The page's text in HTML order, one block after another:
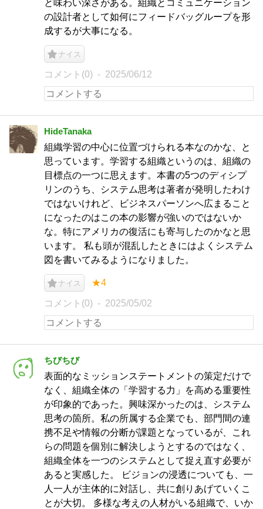
と味わい深さがある。組織とコミュニケーション
の設計者として如何にフィードバッグループを形
成するが大事になる。
ナイス
コメント(0) 2025/06/12
HideTanaka
組織学習の中心に位置づけられる本なのかな、と
思っています。学習する組織というのは、組織の
目標点の一つに思えます。本書の5つのディシプ
リンのうち、システム思考は著者が発明したわけ
ではないけれど、ビジネスパーソンへ広まること
になったのはこの本の影響が強いのではないか
な。特にアメリカの復活にも寄与したのかなと思
います。 私も頭が混乱したときにはよくシステム
図を書いてみるようになりました。
ナイス ★4
コメント(0) 2025/05/02
ちびちび
表面的なミッションステートメントの策定だけで
なく、組織全体の「学習する力」を高める重要性
が印象的であった。興味深かったのは、システム
思考の箇所。私の所属する企業でも、部門間の連
携不足や情報の分断が課題となっているが、これ
らの問題を個別に解決しようとするのではなく、
組織全体を一つのシステムとして捉え直す必要が
あると実感した。 ビジョンの浸透についても、一
人一人が主体的に対話し、共に創りあげていくこ
とが大切。 多様な考えの人材がいる組織で、いか